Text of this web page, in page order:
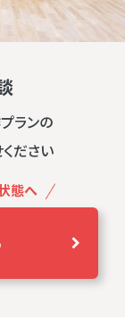
ランの
ださい
態へ